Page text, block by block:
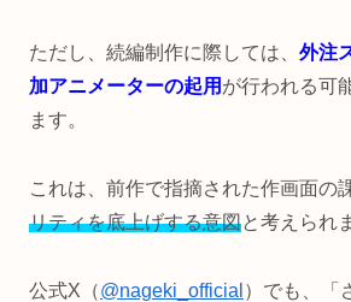
ただし、続編制作に際しては、 外注
加アニメーターの起用 が行われる可
ます。
これは、前作で指摘された作画面の
リティを底上げする意図と考えられ
公式X（@nageki_official ）でも、「